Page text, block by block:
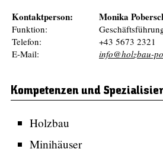
Kontaktperson: Monika
Funktion:
Telefon:
+43 5673 2321
E-Mail:
info@holzbau-
Kompetenzen und
Holzbau
Minihäuser